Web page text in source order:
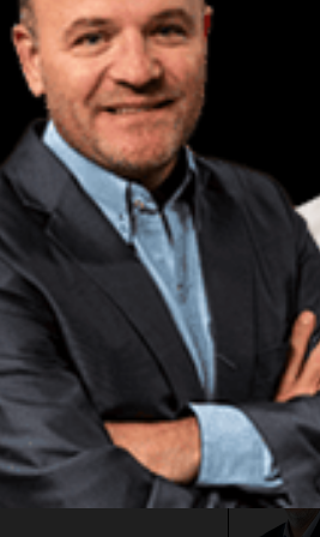
Mediterránea analizó
y cuestionó el uso de fondos
a deudores.
Por